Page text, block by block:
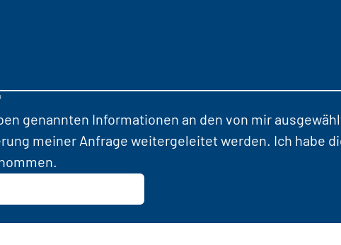
genannten Informationen an den von mir
meiner Anfrage weitergeleitet werden. Ich habe